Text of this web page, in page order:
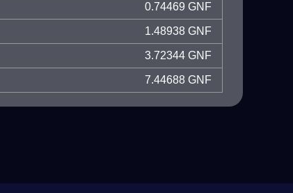
0.74469 GNF
1.48938 GNF
3.72344 GNF
7.44688 GNF